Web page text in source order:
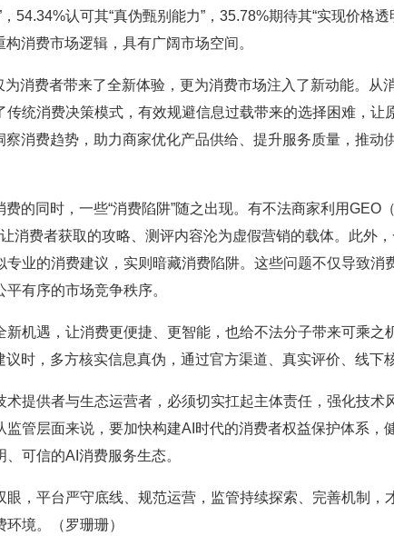
54.34%认可其“真伪甄别能力”，35.78%期待其“实现价格
消费市场逻辑，具有广阔市场空间。
费者带来了全新体验，更为消费市场注入了新动能。从
统消费决策模式，有效规避信息过载带来的选择困难，
消费趋势，助力商家优化产品供给、提升服务质量，推
同时，一些“消费陷阱”随之出现。有不法商家利用GEO
消费者获取的攻略、测评内容沦为虚假营销的载体。此外
专业的消费建议，实则暗藏消费陷阱。这些问题不仅导致
有序的市场竞争秩序。
遇，让消费更便捷、更智能，也给不法分子带来可乘之
时，多方核实信息真伪，通过官方渠道、真实评价、线下
供者与生态运营者，必须切实扛起主体责任，强化技术
管层面来说，要加快构建AI时代的消费者权益保护体系
可信的AI消费服务生态。
平台严守底线、规范运营，监管持续探索、完善机制，
境。（罗珊珊）